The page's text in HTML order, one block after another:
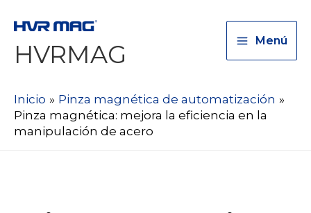
HVRMAG Menú
Inicio
Pinza magnética de automatización
Pinza magnética: mejora la eficiencia en la
manipulación de acero